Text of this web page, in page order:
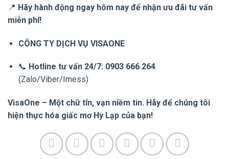
📍 Hãy hành động ngay hôm nay để nhận ưu đãi tư vấn
miễn phí!
CÔNG TY DỊCH VỤ VISAONE
📞 Hotline tư vấn 24/7: 0903 666 264
(Zalo/Viber/Imess)
VisaOne – Một chữ tín, vạn niềm tin. Hãy để chúng tôi
hiện thực hóa giấc mơ Hy Lạp của bạn!